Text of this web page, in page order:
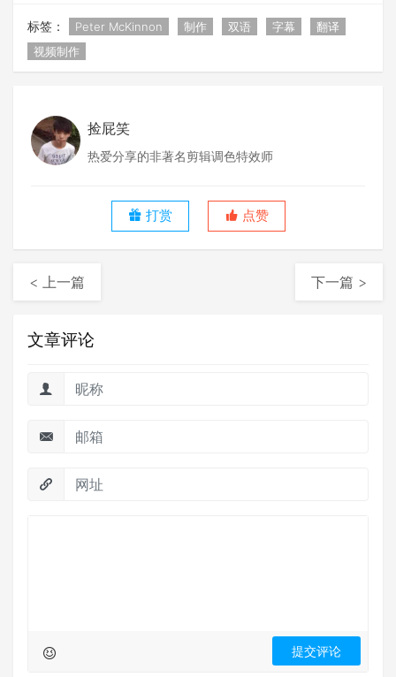
标签： Peter McKinnon 制作 双语 字幕
翻译
视频制作
捡屁笑
热爱分享的非著名剪辑调色特效师
打赏 点赞
< 上一篇 下一篇 >
文章评论